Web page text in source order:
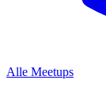
Alle Meetups